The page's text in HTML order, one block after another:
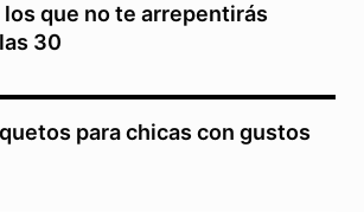
los que no te arrepentirás
30
para chicas con gustos